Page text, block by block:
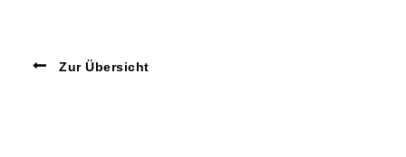
Zur Übersicht